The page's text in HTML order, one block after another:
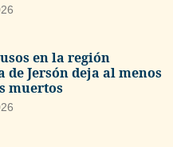
en la región
de Jersón deja al menos
muertos